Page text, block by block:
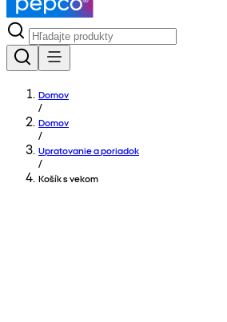
Domov
/
Domov
/
Upratovanie a poriadok
/
Košík s vekom